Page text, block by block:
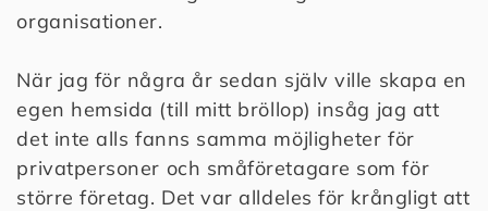
organisationer.
När jag för några år sedan själv ville skapa en
egen hemsida (till mitt bröllop) insåg jag att
det inte alls fanns samma möjligheter för
privatpersoner och småföretagare som för
större företag. Det var alldeles för krångligt att